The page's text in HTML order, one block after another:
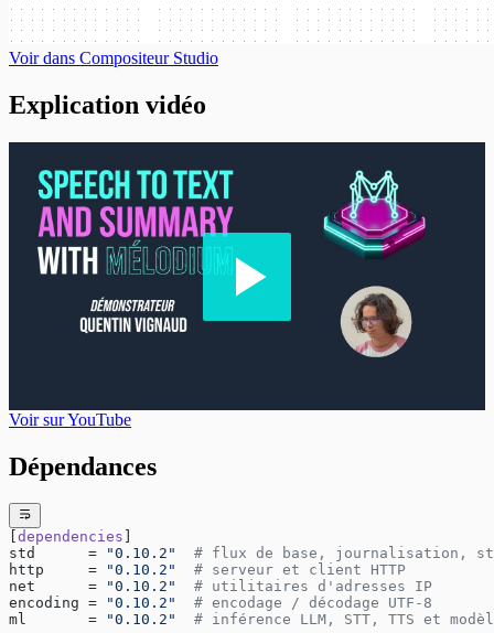
Voir dans Compositeur Studio
Explication vidéo
Voir sur YouTube
Dépendances
dependencies
std      =
"0.10.2"
# flux de base, journalisation,
http     =
"0.10.2"
  # serveur et client HTTP
net      =
"0.10.2"
  # utilitaires d'adresses IP
encoding =
"0.10.2"
  # encodage / décodage UTF-8
ml       =
"0.10.2"
# inférence LLM, STT, TTS et